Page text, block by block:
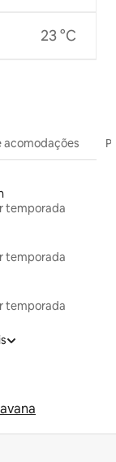
23 °C
acomodações
temporada
temporada
temporada